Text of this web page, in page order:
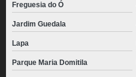
Freguesia do Ó
Jardim Guedala
Lapa
Parque Maria Domitila